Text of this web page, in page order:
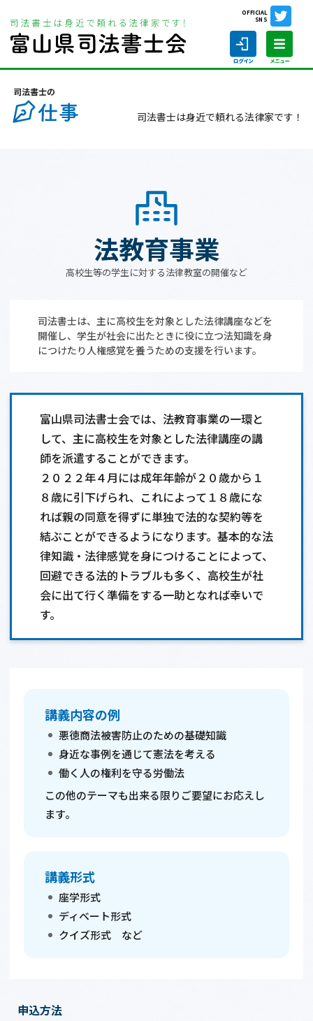
OFFICIAL
SNS
司法書士の仕事 法教育事業
司法書士は身近で頼れる法律家です！
法教育事業
高校生等の学生に対する法律教室の開催など
司法書士は、主に高校生を対象とした法律講座などを
開催し、学生が社会に出たときに役に立つ法知識を身
につけたり人権感覚を養うための支援を行います。
富山県司法書士会では、法教育事業の一環と
して、主に高校生を対象とした法律講座の講
師を派遣することができます。
２０２２年４月には成年年齢が２０歳から１
８歳に引下げられ、これによって１８歳にな
れば親の同意を得ずに単独で法的な契約等を
結ぶことができるようになります。基本的な法
律知識・法律感覚を身につけることによって、
回避できる法的トラブルも多く、高校生が社
会に出て行く準備をする一助となれば幸いで
す。
講義内容の例
悪徳商法被害防止のための基礎知識
身近な事例を通じて憲法を考える
働く人の権利を守る労働法
この他のテーマも出来る限りご要望にお応えし
ます。
講義形式
座学形式
ディベート形式
クイズ形式 など
申込方法
司法書士の仕事
司法書士を探す
司法書士に相談する
相談会情報・お知らせ